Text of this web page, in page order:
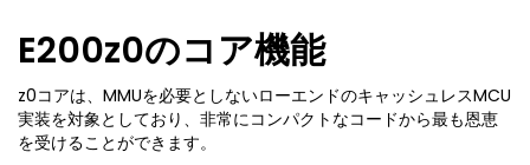
E200z0のコア機能
z0コアは、MMUを必要としないローエンドのキャッシュレスMCU
実装を対象としており、非常にコンパクトなコードから最も恩恵
を受けることができます。